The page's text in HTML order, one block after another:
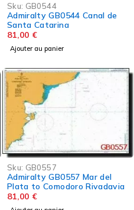
Sku: GB0544
Admiralty GB0544 Canal de
Santa Catarina
81,00 €
Ajouter au panier
Sku: GB0557
Admiralty GB0557 Mar del
Plata to Comodoro Rivadavia
81,00 €